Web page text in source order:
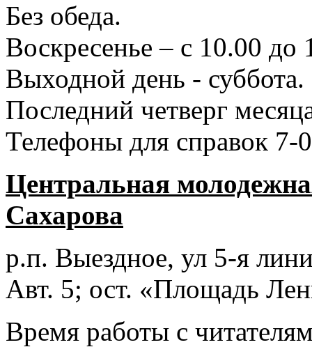
Без обеда.
Воскресенье – с 10.00 до
Выходной день - суббота.
Последний четверг
Телефоны для справок 7-
Центральная
Сахарова
р.п. Выездное, ул 5-я
Авт. 5; ост. «Площадь
Время работы с